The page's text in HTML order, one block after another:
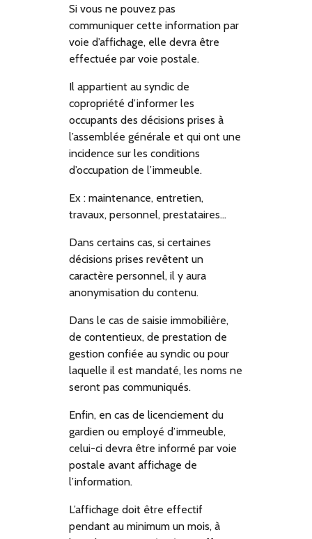
Si vous ne pouvez pas
communiquer cette information par
voie d’affichage, elle devra être
effectuée par voie postale.
Il appartient au syndic de
copropriété d’informer les
occupants des décisions prises à
l’assemblée générale et qui ont une
incidence sur les conditions
d’occupation de l’immeuble.
Ex : maintenance, entretien,
travaux, personnel, prestataires…
Dans certains cas, si certaines
décisions prises revêtent un
caractère personnel, il y aura
anonymisation du contenu.
Dans le cas de saisie immobilière,
de contentieux, de prestation de
gestion confiée au syndic ou pour
laquelle il est mandaté, les noms ne
seront pas communiqués.
Enfin, en cas de licenciement du
gardien ou employé d’immeuble,
celui-ci devra être informé par voie
postale avant affichage de
l’information.
L’affichage doit être effectif
pendant au minimum un mois, à